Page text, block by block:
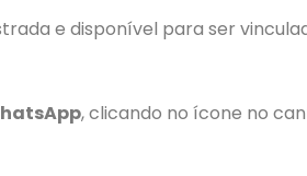
e disponível para ser
, clicando no ícone no